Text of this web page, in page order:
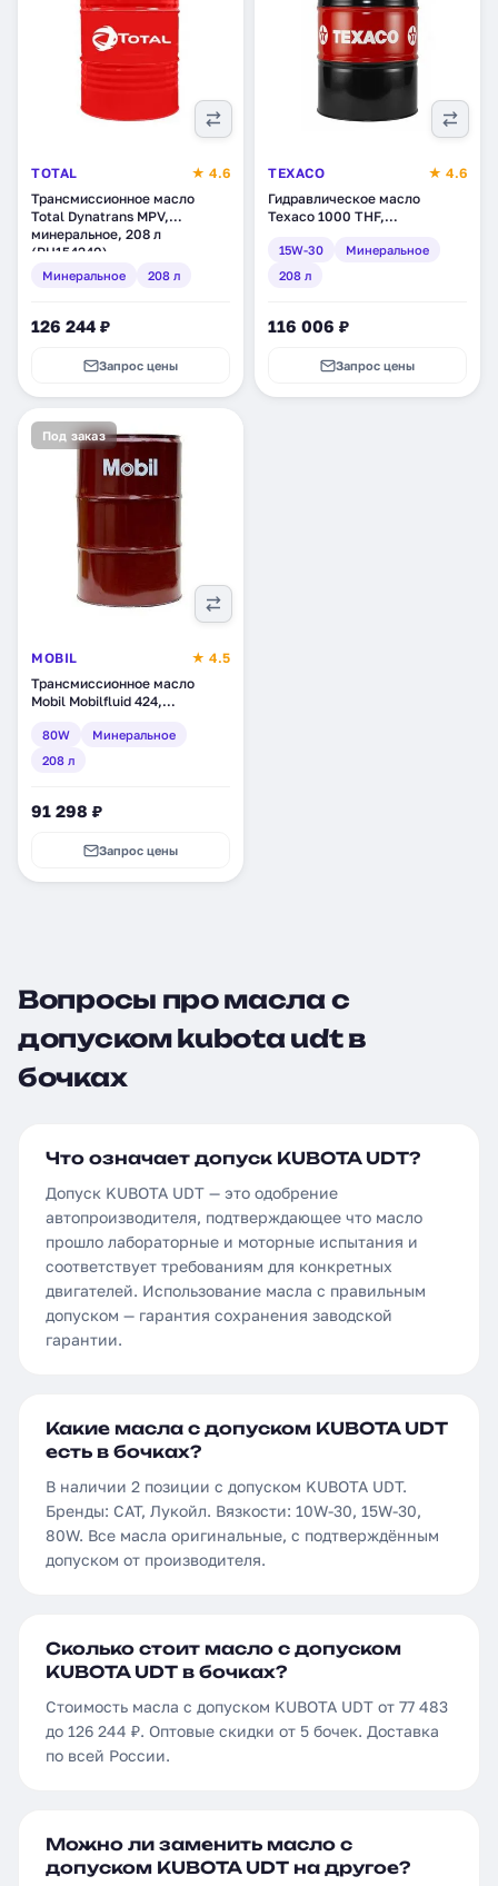
TOTAL
★ 4.6
Трансмиссионное масло
Total Dynatrans MPV,
минеральное, 208 л
(RU154240)
Минеральное 208 л
126 244 ₽
Запрос цены
TEXACO
★ 4.6
Гидравлическое масло
Texaco 1000 THF,
(803264DEE)
15W-30
Минеральное
208 л
116 006 ₽
Запрос цены
Под заказ
MOBIL
★ 4.5
Трансмиссионное масло
Mobil Mobilfluid 424,
80W
Минеральное
208 л
91 298 ₽
Запрос цены
Вопросы про масла с
допуском kubota udt в
бочках
Что означает допуск KUBOTA UDT?
Допуск KUBOTA UDT — это одобрение
автопроизводителя, подтверждающее что масло
прошло лабораторные и моторные испытания и
соответствует требованиям для конкретных
двигателей. Использование масла с правильным
допуском — гарантия сохранения заводской
гарантии.
Какие масла с допуском KUBOTA UDT
есть в бочках?
В наличии 2 позиции с допуском KUBOTA UDT.
Бренды: CAT, Лукойл. Вязкости: 10W-30, 15W-30,
80W. Все масла оригинальные, с подтверждённым
допуском от производителя.
Сколько стоит масло с допуском
KUBOTA UDT в бочках?
Стоимость масла с допуском KUBOTA UDT от 77 483
до 126 244 ₽. Оптовые скидки от 5 бочек. Доставка
по всей России.
Можно ли заменить масло с
допуском KUBOTA UDT на другое?